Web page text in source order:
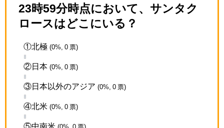
23時59分時点において、サンタク
ロースはどこにいる？
①北極 (0%, 0 票)
②日本 (0%, 0 票)
③日本以外のアジア (0%, 0 票)
④北米 (0%, 0 票)
⑤中南米